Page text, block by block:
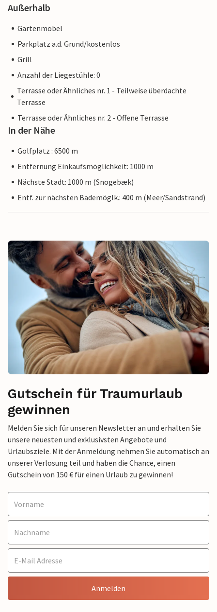
Außerhalb
Gartenmöbel
Parkplatz a.d. Grund/kostenlos
Grill
Anzahl der Liegestühle: 0
Terrasse oder Ähnliches nr. 1 - Teilweise überdachte
Terrasse
Terrasse oder Ähnliches nr. 2 - Offene Terrasse
In der Nähe
Golfplatz : 6500 m
Entfernung Einkaufsmöglichkeit: 1000 m
Nächste Stadt: 1000 m (Snogebæk)
Entf. zur nächsten Bademöglk.: 400 m (Meer/Sandstrand)
Gutschein für Traumurlaub
gewinnen
Melden Sie sich für unseren Newsletter an und erhalten Sie
unsere neuesten und exklusivsten Angebote und
Urlaubsziele. Mit der Anmeldung nehmen Sie automatisch an
unserer Verlosung teil und haben die Chance, einen
Gutschein von 150 € für einen Urlaub zu gewinnen!
Anmelden